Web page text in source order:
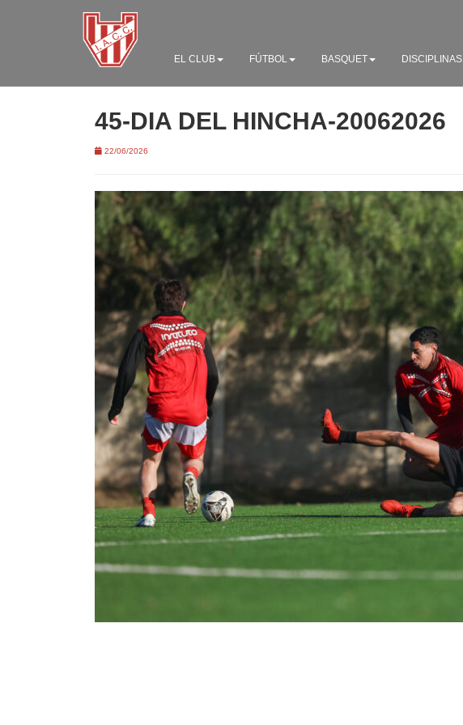
EL CLUB FÚTBOL BASQUET DISCIPLINAS
45-DIA DEL HINCHA-20062026
22/06/2026